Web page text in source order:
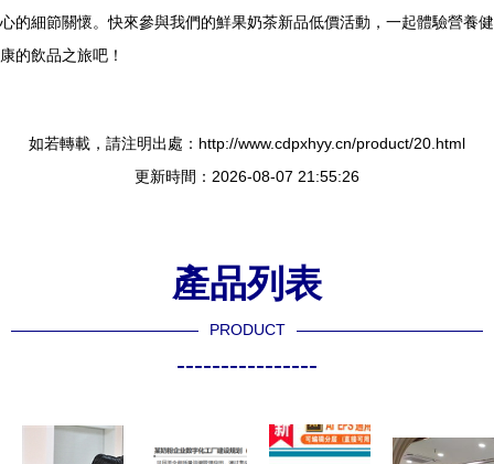
心的細節關懷。快來參與我們的鮮果奶茶新品低價活動，一起體驗營養健
康的飲品之旅吧！
如若轉載，請注明出處：http://www.cdpxhyy.cn/product/20.html
更新時間：2026-08-07 21:55:26
產品列表
PRODUCT
----------------